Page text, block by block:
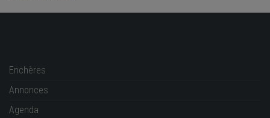
Enchères
Annonces
Agenda